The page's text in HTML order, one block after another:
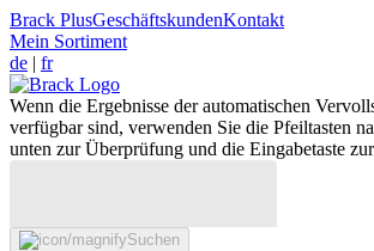
Brack PlusGeschäftskundenKontakt
Mein Sortiment
de | fr
Wenn die Ergebnisse der automatischen
verfügbar sind, verwenden Sie die Pfeiltasten
unten zur Überprüfung und die Eingabetaste
Suchen